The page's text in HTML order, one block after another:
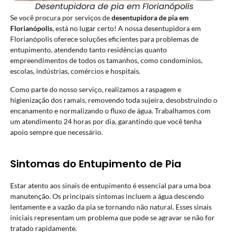
Desentupidora de pia em Florianópolis
Se você procura por serviços dedesentupidora de pia em
Florianópolis, está no lugar certo! A nossadesentupidora em
Florianópolisoferece soluções eficientes para problemas de
entupimento, atendendo tanto residências quanto
empreendimentos de todos os tamanhos, como condomínios,
escolas, indústrias, comércios e hospitais.
Como parte do nosso serviço, realizamos a raspagem e
higienização dos ramais, removendo toda sujeira, desobstruindo o
encanamento e normalizando o fluxo de água. Trabalhamos com
um atendimento 24 horas por dia, garantindo que você tenha
apoio sempre que necessário.
Sintomas do Entupimento de Pia
Estar atento aos sinais de entupimento é essencial para uma boa
manutenção. Os principais sintomas incluem a água descendo
lentamente e a vazão da pia se tornando não natural. Esses sinais
iniciais representam um problema que pode se agravar se não for
tratado rapidamente.